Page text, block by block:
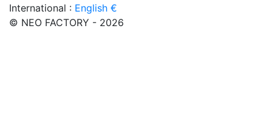
International : English €
© NEO FACTORY - 2026